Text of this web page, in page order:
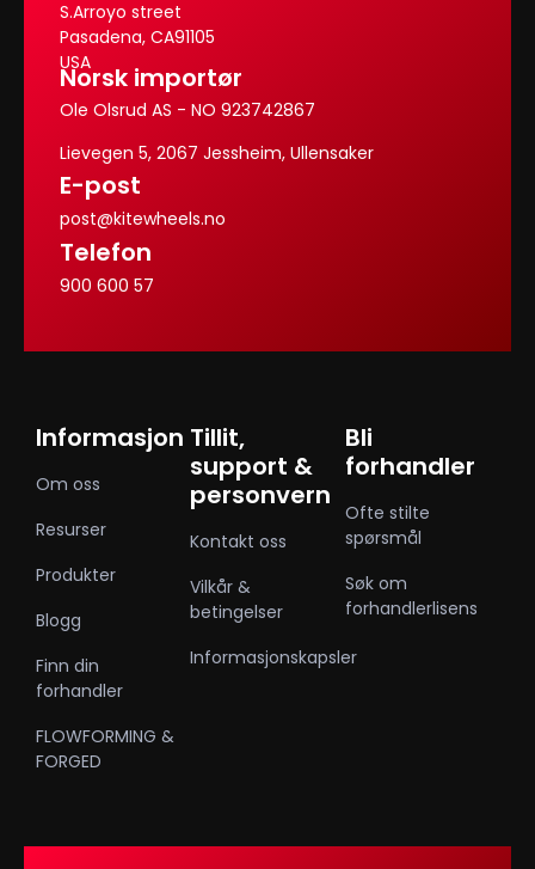
S.Arroyo street
Pasadena, CA91105
USA
Norsk importør
Ole Olsrud AS - NO 923742867
Lievegen 5, 2067 Jessheim, Ullensaker
E-post
post@kitewheels.no
Telefon
900 600 57
Informasjon
Om oss
Resurser
Produkter
Blogg
Finn din
forhandler
FLOWFORMING &
FORGED
Tillit,
support &
personvern
Kontakt oss
Vilkår &
betingelser
Informasjonskapsler
Bli
forhandler
Ofte stilte
spørsmål
Søk om
forhandlerlisens